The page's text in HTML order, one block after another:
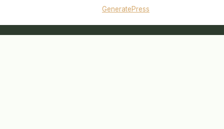
GeneratePress